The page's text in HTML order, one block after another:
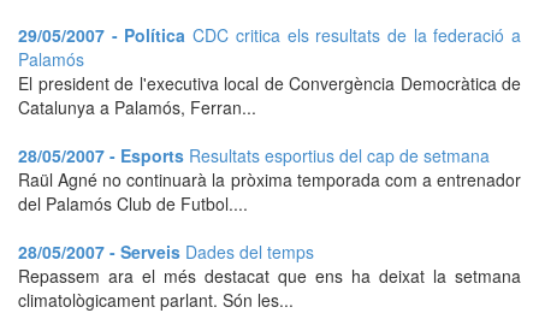
29/05/2007 - PolíticaCDC critica els resultats de la federació a
Palamós
El president de l'executiva local de Convergència Democràtica de
Catalunya a Palamós, Ferran...
28/05/2007 - Esports Resultats esportius del cap de setmana
Raül Agné no continuarà la pròxima temporada com a entrenador
del Palamós Club de Futbol....
28/05/2007 - Serveis Dades del temps
Repassem ara el més destacat que ens ha deixat la setmana
climatològicament parlant. Són les...